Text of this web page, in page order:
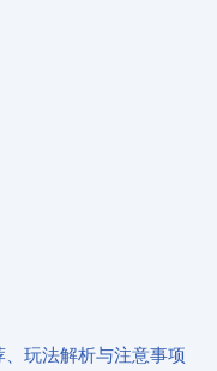
玩法解析与注意事项